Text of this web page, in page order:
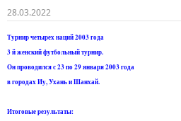
28.03.2022
Турнир четырех наций 2003 года
3 й женский футбольный турнир.
Он проводился с 23 по 29 января 2003 года
в городах Иу, Ухань и Шанхай.
Итоговые результаты: